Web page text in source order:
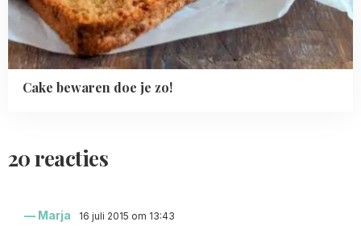
Cake bewaren doe je zo!
20 reacties
Marja 16 juli 2015 om 13:43